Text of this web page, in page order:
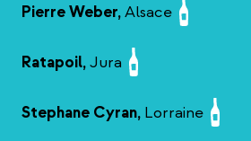
Pierre Weber,Alsace
Ratapoil,Jura
Stephane Cyran, Lorraine